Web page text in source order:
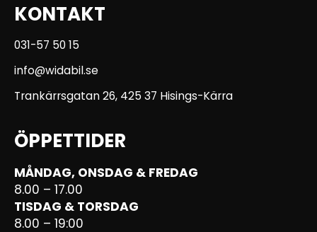
KONTAKT
031-57 50 15
info@widabil.se
Trankärrsgatan 26, 425 37 Hisings-Kärra
ÖPPETTIDER
MÅNDAG, ONSDAG & FREDAG
8.00 – 17.00
TISDAG & TORSDAG
8.00 – 19:00